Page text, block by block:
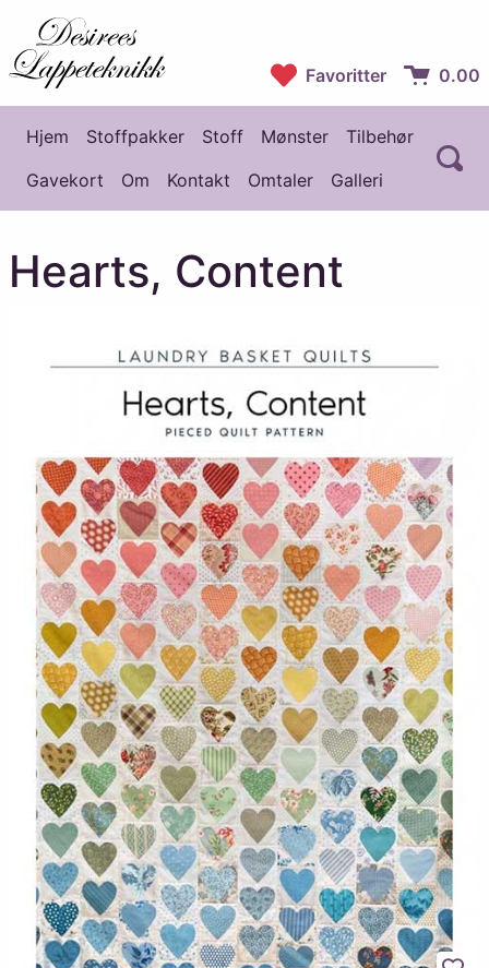
Desirees Lappeteknikk
Favoritter 0.00
Hovedmeny
Hjem Stoffpakker Stoff Mønster
Tilbehør
Gavekort
Om Kontakt Omtaler Galleri
Hearts, Content